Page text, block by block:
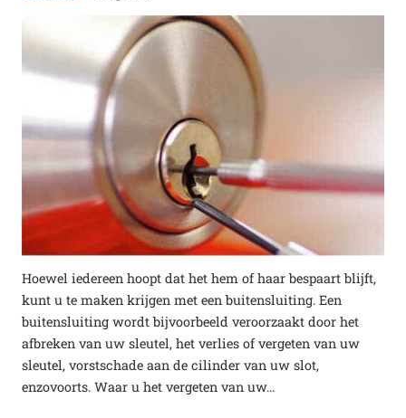
Hoewel iedereen hoopt dat het hem of haar bespaart blijft,
kunt u te maken krijgen met een buitensluiting. Een
buitensluiting wordt bijvoorbeeld veroorzaakt door het
afbreken van uw sleutel, het verlies of vergeten van uw
sleutel, vorstschade aan de cilinder van uw slot,
enzovoorts. Waar u het vergeten van uw…